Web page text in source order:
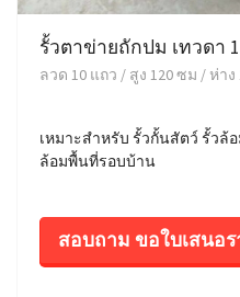
รั้วตาข่ายถักปม เทวดา
ลวด 10 แถว / สูง 120 ซม / ห่าง
เหมาะสำหรับ รั้วกั้นสัตว์ รั้วล้
ล้อมพื้นที่รอบบ้าน
สอบถาม ขอใบเสนอ